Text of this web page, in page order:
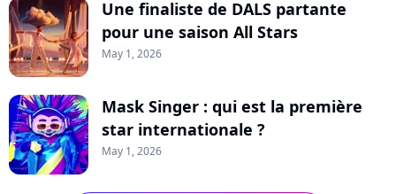
Une finaliste de DALS partante
pour une saison All Stars
May 1, 2026
Mask Singer : qui est la première
star internationale ?
May 1, 2026